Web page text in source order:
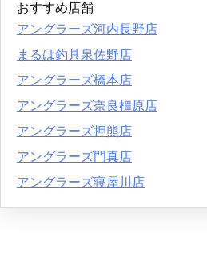
おすすめ店舗
アングラーズ河内長野店
まるは釣具泉佐野店
アングラーズ橋本店
アングラーズ奈良橿原店
アングラーズ押熊店
アングラーズ門真店
アングラーズ寝屋川店